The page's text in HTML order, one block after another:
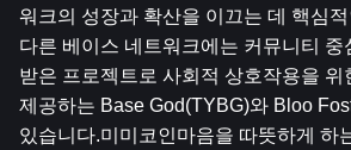
워크의 성장과 확산을 이끄는 데 핵심
다른 베이스 네트워크에는 커뮤니티 중
받은 프로젝트로 사회적 상호작용을 위
제공하는 Base God(TYBG)와 Bloo
있습니다.미미코인마음을 따뜻하게 하